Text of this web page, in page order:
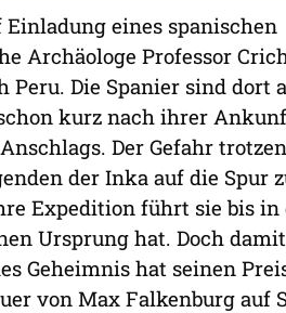
eines spanischen
Archäologe Professor
Die Spanier sind dort
kurz nach ihrer
Der Gefahr
der Inka auf die Spur
Expedition führt sie bis in
Ursprung hat. Doch damit
Geheimnis hat seinen
von Max Falkenburg auf